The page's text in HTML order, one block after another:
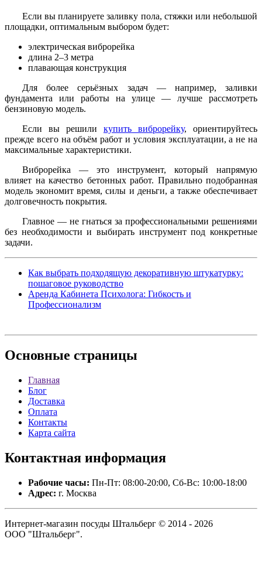
Если вы планируете заливку пола, стяжки или небольшой
площадки, оптимальным выбором будет:
электрическая виброрейка
длина 2–3 метра
плавающая конструкция
Для более серьёзных задач — например, заливки
фундамента или работы на улице — лучше рассмотреть
бензиновую модель.
Если вы решили купить виброрейку, ориентируйтесь
прежде всего на объём работ и условия эксплуатации, а не на
максимальные характеристики.
Виброрейка — это инструмент, который напрямую
влияет на качество бетонных работ. Правильно подобранная
модель экономит время, силы и деньги, а также обеспечивает
долговечность покрытия.
Главное — не гнаться за профессиональными решениями
без необходимости и выбирать инструмент под конкретные
задачи.
Как выбрать подходящую декоративную штукатурку:
пошаговое руководство
Аренда Кабинета Психолога: Гибкость и
Профессионализм
Основные страницы
Главная
Блог
Доставка
Оплата
Контакты
Карта сайта
Контактная информация
Рабочие часы: Пн-Пт: 08:00-20:00, Сб-Вс: 10:00-18:00
Адрес: г. Москва
Интернет-магазин посуды Штальберг © 2014 - 2026
ООО "Штальберг".